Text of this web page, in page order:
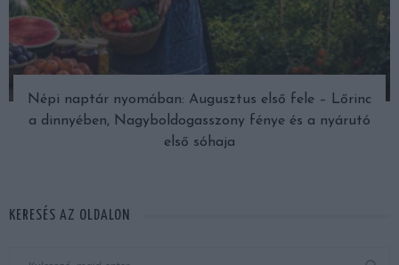
Népi naptár nyomában: Augusztus első fele – Lőrinc
a dinnyében, Nagyboldogasszony fénye és a nyárutó
első sóhaja
KERESÉS AZ OLDALON